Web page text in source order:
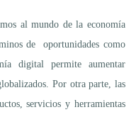
al mundo de la economía
de oportunidades como
digital permite aumentar
Por otra parte, las
servicios y herramientas